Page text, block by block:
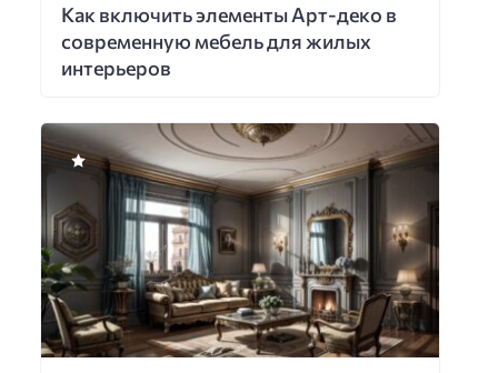
Как включить элементы Арт-деко в
современную мебель для жилых
интерьеров